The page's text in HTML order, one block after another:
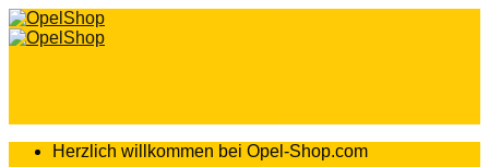
Zum
Inhalt
Herzlich willkommen bei Opel-Shop.com